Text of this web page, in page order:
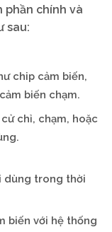
phần chính và
sau:
chip cảm biến,
biến chạm.
chỉ, chạm, hoặc
dùng trong thời
biến với hệ thống